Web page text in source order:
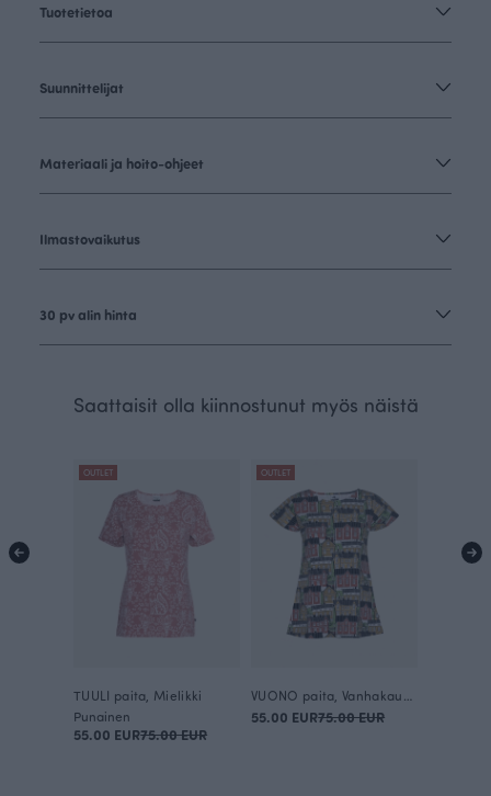
Tuotetietoa
Suunnittelijat
Materiaali ja hoito-ohjeet
Ilmastovaikutus
30 pv alin hinta
Saattaisit olla kiinnostunut myös näistä
OUTLET
TUULI paita, Mielikki
Punainen
55.00 EUR75.00 EUR
OUTLET
55.00 EUR75.00 EUR